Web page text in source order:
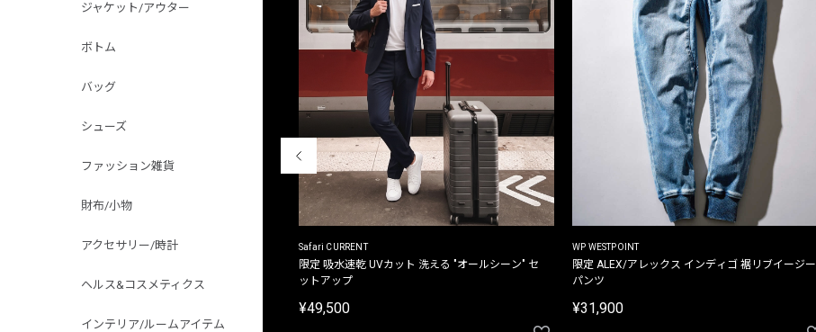
ジャケット/アウター
ボトム
バッグ
シューズ
ファッション雑貨
財布/小物
アクセサリー/時計
ヘルス&コスメティクス
インテリア/ルームアイテム
Safari CURRENT
限定 吸水速乾 UVカット 洗える "オールシーン" セ
ットアップ
¥49,500
WP WESTPOINT
限定 ALEX/アレックス インディゴ 裾リブイージー
パンツ
¥31,900